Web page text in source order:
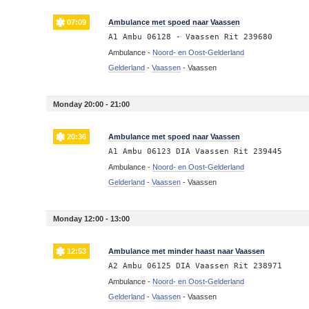
07:09 Ambulance met spoed naar Vaassen
A1 Ambu 06128 - Vaassen Rit 239680
Ambulance - Noord- en Oost-Gelderland
Gelderland -Vaassen -Vaassen
Monday 20:00 - 21:00
20:36 Ambulance met spoed naar Vaassen
A1 Ambu 06123 DIA Vaassen Rit 239445
Ambulance - Noord- en Oost-Gelderland
Gelderland -Vaassen -Vaassen
Monday 12:00 - 13:00
12:53 Ambulance met minder haast naar Vaassen
A2 Ambu 06125 DIA Vaassen Rit 238971
Ambulance - Noord- en Oost-Gelderland
Gelderland -Vaassen -Vaassen